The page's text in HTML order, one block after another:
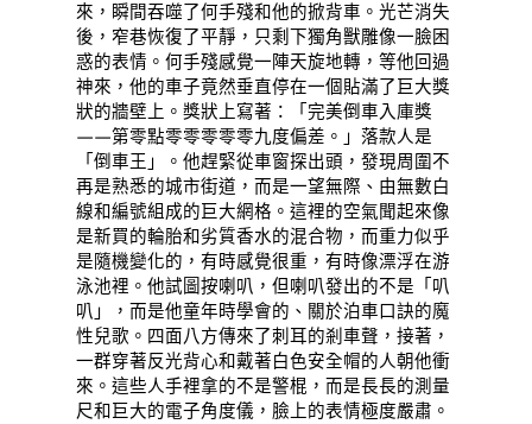
來，瞬間吞噬了何手殘和他的掀背車。光芒消失
後，窄巷恢復了平靜，只剩下獨角獸雕像一臉困
惑的表情。何手殘感覺一陣天旋地轉，等他回過
神來，他的車子竟然垂直停在一個貼滿了巨大獎
狀的牆壁上。獎狀上寫著：「完美倒車入庫獎
——第零點零零零零零九度偏差。」落款人是
「倒車王」。他趕緊從車窗探出頭，發現周圍不
再是熟悉的城市街道，而是一望無際、由無數白
線和編號組成的巨大網格。這裡的空氣聞起來像
是新買的輪胎和劣質香水的混合物，而重力似乎
是隨機變化的，有時感覺很重，有時像漂浮在游
泳池裡。他試圖按喇叭，但喇叭發出的不是「叭
叭」，而是他童年時學會的、關於泊車口訣的魔
性兒歌。四面八方傳來了刺耳的剎車聲，接著，
一群穿著反光背心和戴著白色安全帽的人朝他衝
來。這些人手裡拿的不是警棍，而是長長的測量
尺和巨大的電子角度儀，臉上的表情極度嚴肅。